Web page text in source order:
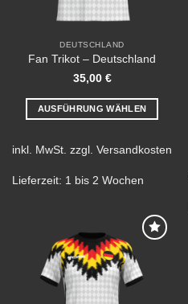
werden
DEUTSCHLAND
Fan Trikot – Deutschland
35,00 €
AUSFÜHRUNG WÄHLEN
Produkt
mehrere
Optionen
können
auf
der
inkl. MwSt. zzgl. Versandkosten
Lieferzeit: 1 bis 2 Wochen
wishlist